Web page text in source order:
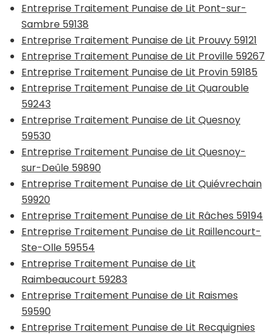
Entreprise Traitement Punaise de Lit Pont-sur-
Sambre 59138
Entreprise Traitement Punaise de Lit Prouvy 59121
Entreprise Traitement Punaise de Lit Proville 59267
Entreprise Traitement Punaise de Lit Provin 59185
Entreprise Traitement Punaise de Lit Quarouble
59243
Entreprise Traitement Punaise de Lit Quesnoy
59530
Entreprise Traitement Punaise de Lit Quesnoy-
sur-Deûle 59890
Entreprise Traitement Punaise de Lit Quiévrechain
59920
Entreprise Traitement Punaise de Lit Râches 59194
Entreprise Traitement Punaise de Lit Raillencourt-
Ste-Olle 59554
Entreprise Traitement Punaise de Lit
Raimbeaucourt 59283
Entreprise Traitement Punaise de Lit Raismes
59590
Entreprise Traitement Punaise de Lit Recquignies